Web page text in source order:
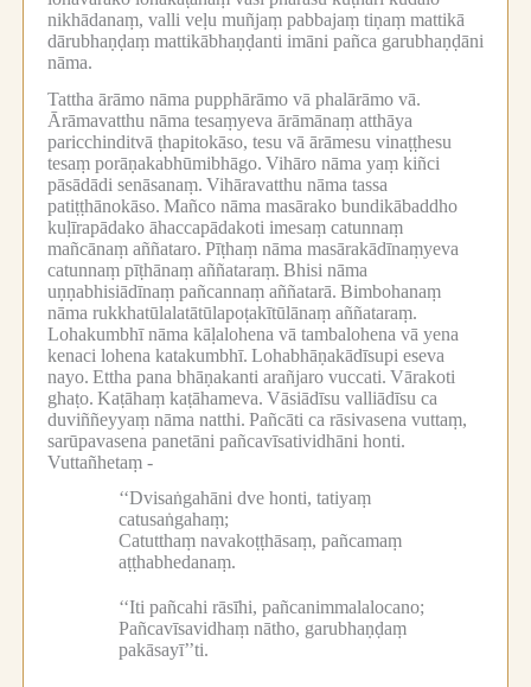
nikhādanaṃ, valli veḷu muñjaṃ pabbajaṃ tiṇaṃ mattikā
dārubhaṇḍaṃ mattikābhaṇḍanti imāni pañca garubhaṇḍāni
nāma.
Tattha ārāmo nāma pupphārāmo vā phalārāmo vā.
Ārāmavatthu nāma tesaṃyeva ārāmānaṃ atthāya
paricchinditvā ṭhapitokāso, tesu vā ārāmesu vinaṭṭhesu
tesaṃ porāṇakabhūmibhāgo. Vihāro nāma yaṃ kiñci
pāsādādi senāsanaṃ. Vihāravatthu nāma tassa
patiṭṭhānokāso. Mañco nāma masārako bundikābaddho
kuḷīrapādako āhaccapādakoti imesaṃ catunnaṃ
mañcānaṃ aññataro. Pīṭhaṃ nāma masārakādīnaṃyeva
catunnaṃ pīṭhānaṃ aññataraṃ. Bhisi nāma
uṇṇabhisiādīnaṃ pañcannaṃ aññatarā. Bimbohanaṃ
nāma rukkhatūlalatātūlapoṭakītūlānaṃ aññataraṃ.
Lohakumbhī nāma kāḷalohena vā tambalohena vā yena
kenaci lohena katakumbhī. Lohabhāṇakādīsupi eseva
nayo. Ettha pana bhāṇakanti arañjaro vuccati. Vārakoti
ghaṭo. Kaṭāhaṃ kaṭāhameva. Vāsiādīsu valliādīsu ca
duviññeyyaṃ nāma natthi. Pañcāti ca rāsivasena vuttaṃ,
sarūpavasena panetāni pañcavīsatividhāni honti.
Vuttañhetaṃ -
‘‘Dvisaṅgahāni dve honti, tatiyaṃ
catusaṅgahaṃ;
Catutthaṃ navakoṭṭhāsaṃ, pañcamaṃ
aṭṭhabhedanaṃ.
‘‘Iti pañcahi rāsīhi, pañcanimmalalocano;
Pañcavīsavidhaṃ nātho, garubhaṇḍaṃ
pakāsayī’’ti.